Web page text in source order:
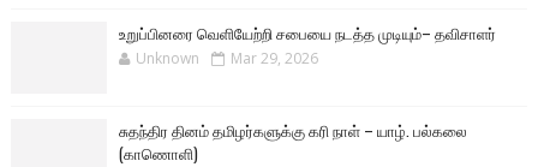
உறுப்பினரை வெளியேற்றி சபையை நடத்த முடியும்– தவிசாளர்
Unknown Mar 29, 2026
சுதந்திர தினம் தமிழர்களுக்கு கரி நாள் – யாழ். பல்கலை
(காணொளி)